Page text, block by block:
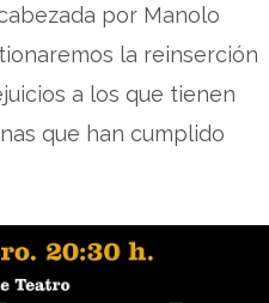
por Manolo
la reinserción
a los que tienen
que han cumplido